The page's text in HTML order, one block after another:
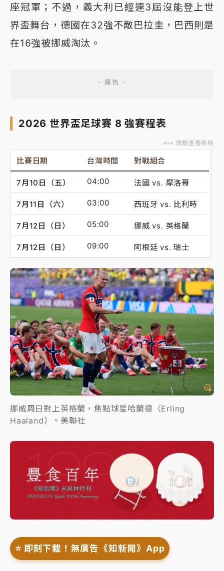
座冠軍；不過，義大利已經連3屆沒能登上世
界盃舞台，德國在32強不敵巴拉圭，巴西則是
在16強被挪威淘汰。
2026 世界盃足球賽 8 強賽程表
⟷ 滑動查看表格
比賽日期 台灣時間 對戰組合
7月10日（五） 04:00 法國 vs. 摩洛哥
7月11日（六） 03:00 西班牙 vs. 比利時
7月12日（日） 05:00 挪威 vs. 英格蘭
7月12日（日） 09:00 阿根廷 vs. 瑞士
挪威周日對上英格蘭，焦點球星哈蘭德（Erling
Haaland）。美聯社
⭐️ 即刻下載！無廣告《知新聞》App